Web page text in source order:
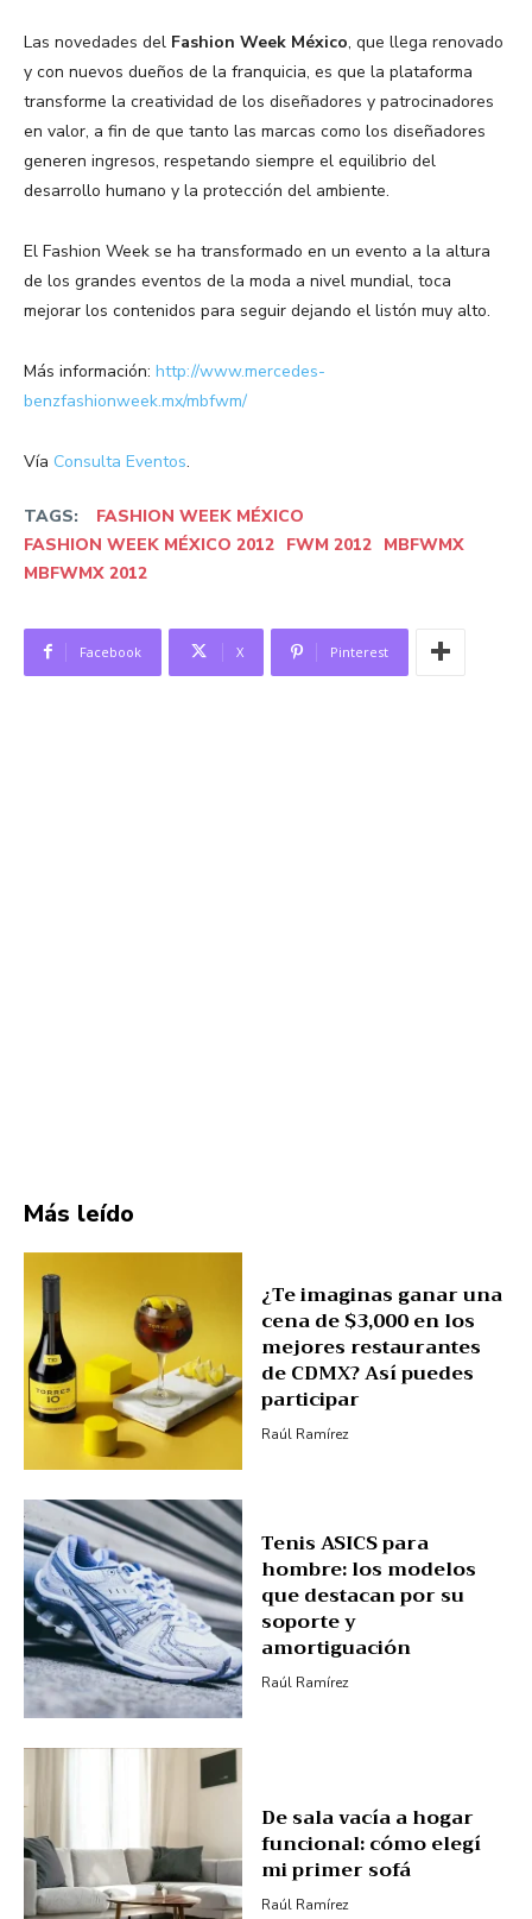
Las novedades del Fashion Week México, que llega renovado
y con nuevos dueños de la franquicia, es que la plataforma
transforme la creatividad de los diseñadores y patrocinadores
en valor, a fin de que tanto las marcas como los diseñadores
generen ingresos, respetando siempre el equilibrio del
desarrollo humano y la protección del ambiente.
El Fashion Week se ha transformado en un evento a la altura
de los grandes eventos de la moda a nivel mundial, toca
mejorar los contenidos para seguir dejando el listón muy alto.
Más información: http://www.mercedes-
benzfashionweek.mx/mbfwm/
Vía Consulta Eventos.
TAGS:
FASHION WEEK MÉXICO
FASHION WEEK MÉXICO 2012 FWM 2012 MBFWMX
MBFWMX 2012
Facebook X Pinterest
Más leído
¿Te imaginas ganar una
cena de $3,000 en los
mejores restaurantes
de CDMX? Así puedes
participar
Raúl Ramírez
Tenis ASICS para
hombre: los modelos
que destacan por su
soporte y
amortiguación
Raúl Ramírez
De sala vacía a hogar
funcional: cómo elegí
mi primer sofá
Raúl Ramírez